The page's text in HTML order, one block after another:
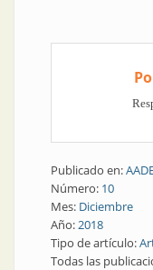
Publicado en:
Número: 10
Mes: Diciembre
Año:2018
Tipo de artículo:
Todas las